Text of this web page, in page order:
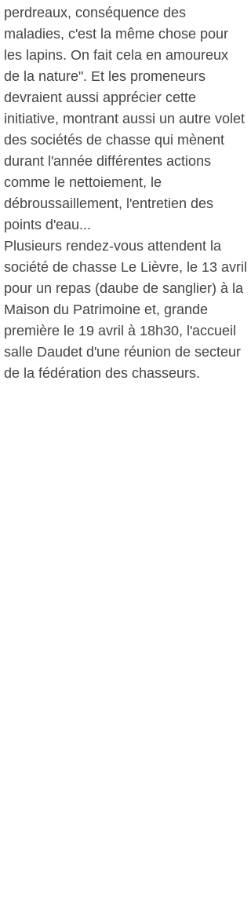
perdreaux, conséquence des
maladies, c'est la même chose pour
les lapins. On fait cela en amoureux
de la nature". Et les promeneurs
devraient aussi apprécier cette
initiative, montrant aussi un autre volet
des sociétés de chasse qui mènent
durant l'année différentes actions
comme le nettoiement, le
débroussaillement, l'entretien des
points d'eau...
Plusieurs rendez-vous attendent la
société de chasse Le Lièvre, le 13 avril
pour un repas (daube de sanglier) à la
Maison du Patrimoine et, grande
première le 19 avril à 18h30, l'accueil
salle Daudet d'une réunion de secteur
de la fédération des chasseurs.